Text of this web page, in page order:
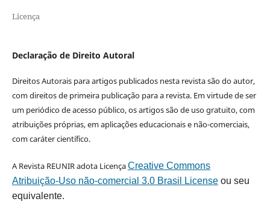
Licença
Declaração de Direito Autoral
Direitos Autorais para artigos publicados nesta revista são do autor,
com direitos de primeira publicação para a revista. Em virtude de ser
um periódico de acesso público, os artigos são de uso gratuito, com
atribuições próprias, em aplicações educacionais e não-comerciais,
com caráter científico.
A Revista REUNIR adota LicençaCreative Commons
Atribuição-Uso não-comercial 3.0 Brasil Licenseou seu
equivalente.